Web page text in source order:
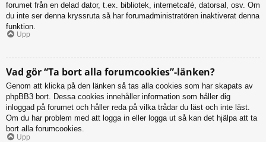
forumet från en delad dator, t.ex. bibliotek, internetcafé, datorsal, osv. Om
du inte ser denna kryssruta så har forumadministratören inaktiverat denna
funktion.
Upp
Vad gör “Ta bort alla forumcookies”-länken?
Genom att klicka på den länken så tas alla cookies som har skapats av
phpBB3 bort. Dessa cookies innehåller information som håller dig
inloggad på forumet och håller reda på vilka trådar du läst och inte läst.
Om du har problem med att logga in eller logga ut så kan det hjälpa att ta
bort alla forumcookies.
Upp